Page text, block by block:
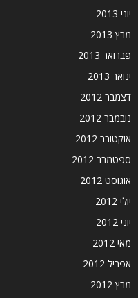
יוני 2013
מרץ 2013
פברואר 2013
ינואר 2013
דצמבר 2012
נובמבר 2012
אוקטובר 2012
ספטמבר 2012
אוגוסט 2012
יולי 2012
יוני 2012
מאי 2012
אפריל 2012
מרץ 2012